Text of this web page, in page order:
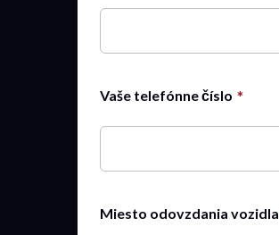
Vaše telefónne číslo
Miesto odovzdania vozidla